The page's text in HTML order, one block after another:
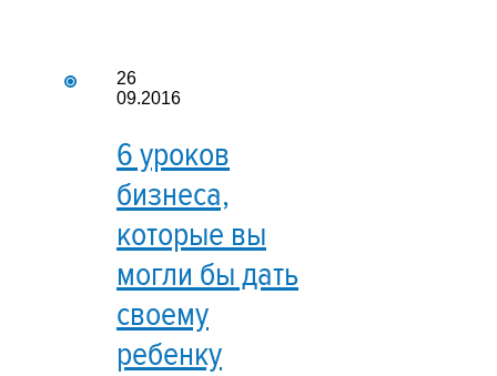
26
09.2016
6 уроков
бизнеса,
которые вы
могли бы дать
своему
ребенку